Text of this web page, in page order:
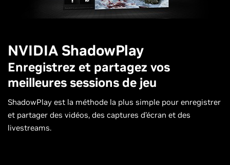
NVIDIA ShadowPlay
Enregistrez et partagez vos
meilleures sessions de jeu
ShadowPlay est la méthode la plus simple pour enregistrer
et partager des vidéos, des captures d’écran et des
livestreams.